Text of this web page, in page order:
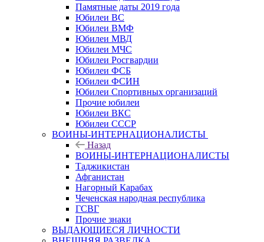
Памятные даты 2019 года
Юбилеи ВС
Юбилеи ВМФ
Юбилеи МВД
Юбилеи МЧС
Юбилеи Росгвардии
Юбилеи ФСБ
Юбилеи ФСИН
Юбилеи Спортивных организаций
Прочие юбилеи
Юбилеи ВКС
Юбилеи СССР
ВОИНЫ-ИНТЕРНАЦИОНАЛИСТЫ
Назад
ВОИНЫ-ИНТЕРНАЦИОНАЛИСТЫ
Таджикистан
Афганистан
Нагорный Карабах
Чеченская народная республика
ГСВГ
Прочие знаки
ВЫДАЮЩИЕСЯ ЛИЧНОСТИ